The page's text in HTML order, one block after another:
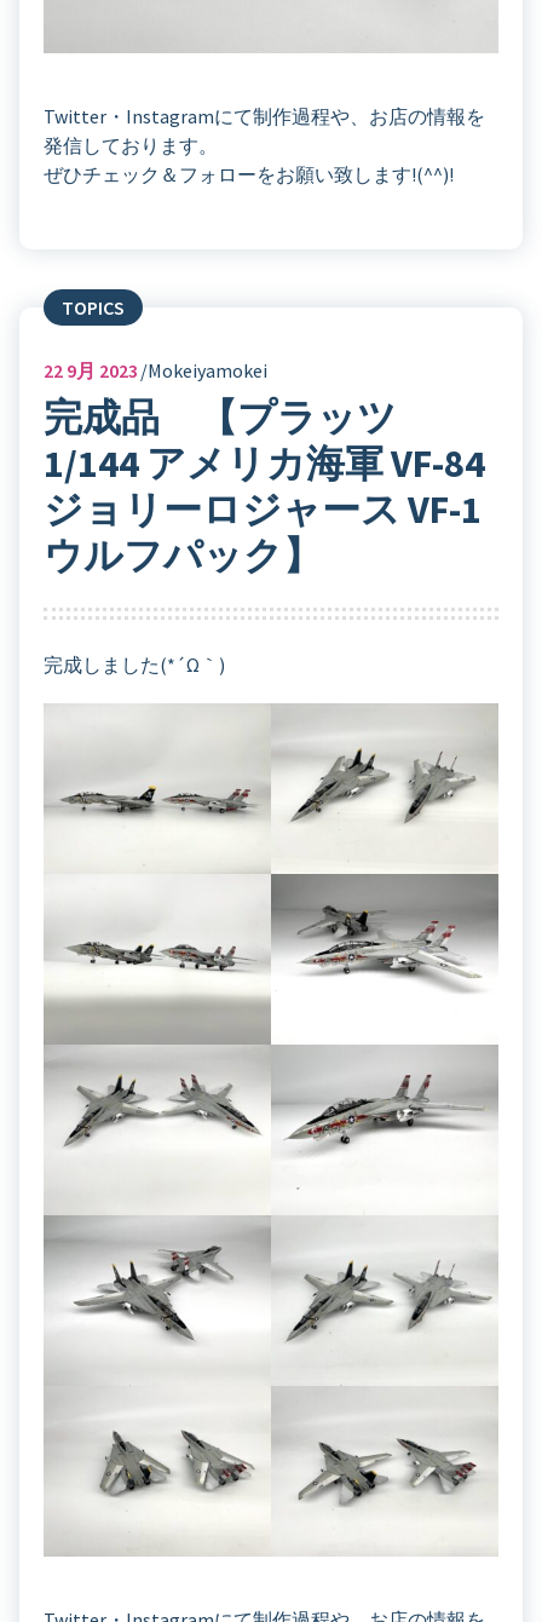
Twitter・Instagramにて制作過程や、お店の情報を
発信しております。
ぜひチェック＆フォローをお願い致します!(^^)!
TOPICS
22 9月 2023 Mokeiyamokei
完成品 【プラッツ
1/144 アメリカ海軍 VF-84
ジョリーロジャース VF-1
ウルフパック】
完成しました(*´ω｀)